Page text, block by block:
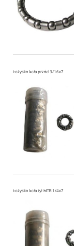
Łożysko koła przód 3/16x7
Łożysko koła tył MTB 1/4x7